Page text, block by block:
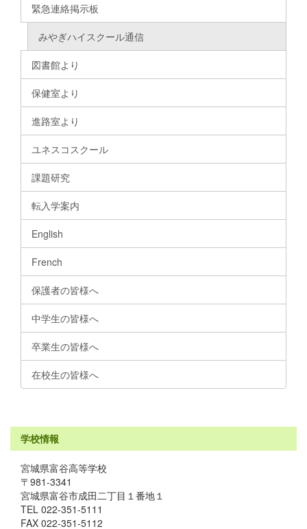
緊急連絡掲示板
みやぎハイスクール通信
図書館より
保健室より
進路室より
ユネスコスクール
課題研究
転入学案内
English
French
保護者の皆様へ
中学生の皆様へ
卒業生の皆様へ
在校生の皆様へ
学校情報
宮城県富谷高等学校
〒981-3341
宮城県富谷市成田二丁目１番地１
TEL 022-351-5111
FAX 022-351-5112